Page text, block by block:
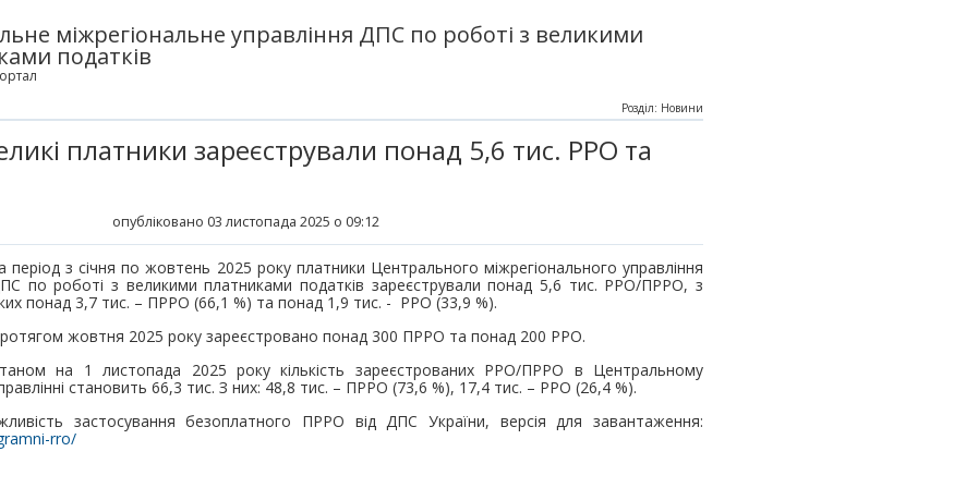
міжрегіональне управління ДПС по роботі з великими
податків
платники зареєстрували понад 5,6 тис. РРО та
опубліковано 03 листопада 2025 о 09:12
Розділ: Новини
період з січня по жовтень 2025 року платники Центрального міжрегіонального управління
по роботі з великими платниками податків зареєстрували понад 5,6 тис. РРО/ПРРО, з
понад 3,7 тис. – ПРРО (66,1 %) та понад 1,9 тис. - РРО (33,9 %).
жовтня 2025 року зареєстровано понад 300 ПРРО та понад 200 РРО.
на 1 листопада 2025 року кількість зареєстрованих РРО/ПРРО в Центральному
становить 66,3 тис. З них: 48,8 тис. – ПРРО (73,6 %), 17,4 тис. – РРО (26,4 %).
застосування безоплатного ПРРО від ДПС України, версія для завантаження:
rro/